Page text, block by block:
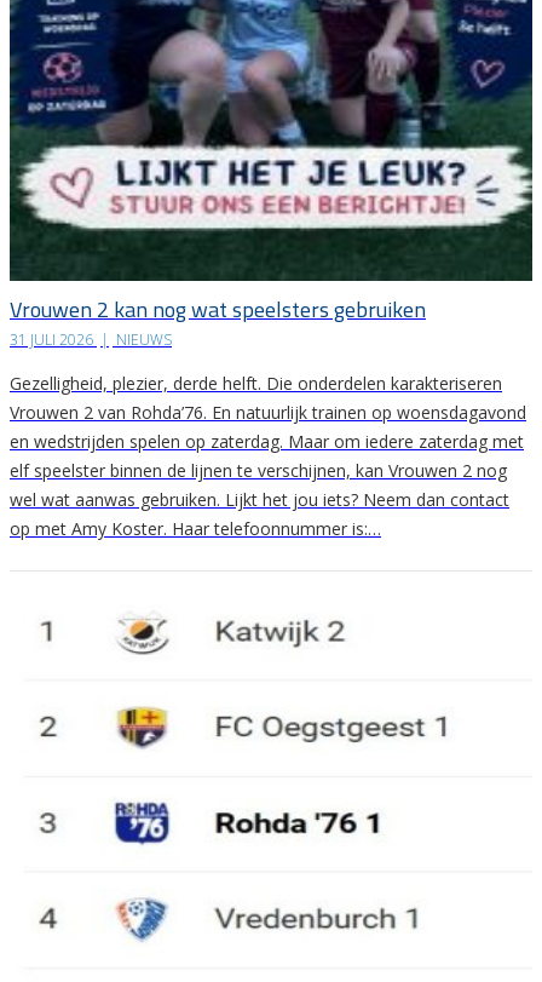
Vrouwen 2 kan nog wat speelsters gebruiken
31 JULI 2026 | NIEUWS
Gezelligheid, plezier, derde helft. Die onderdelen karakteriseren
Vrouwen 2 van Rohda’76. En natuurlijk trainen op woensdagavond
en wedstrijden spelen op zaterdag. Maar om iedere zaterdag met
elf speelster binnen de lijnen te verschijnen, kan Vrouwen 2 nog
wel wat aanwas gebruiken. Lijkt het jou iets? Neem dan contact
op met Amy Koster. Haar telefoonnummer is:…